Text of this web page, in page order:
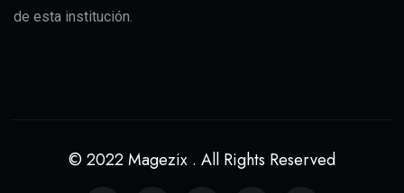
de esta institución.
© 2022 Magezix . All Rights Reserved